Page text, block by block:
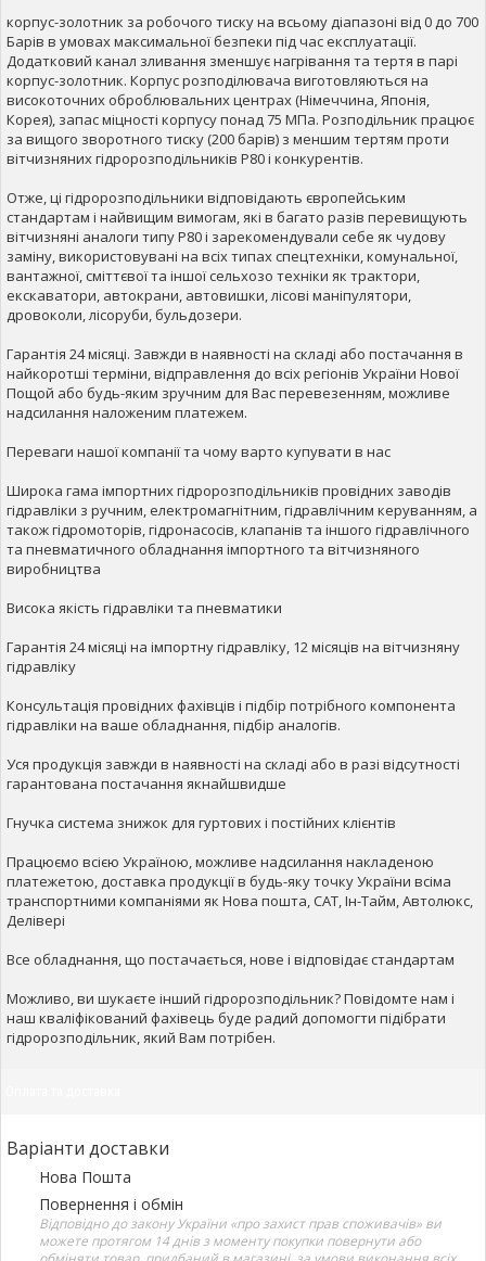
корпус-золотник за робочого тиску на всьому діапазоні від 0 до 700
Барів в умовах максимальної безпеки під час експлуатації.
Додатковий канал зливання зменшує нагрівання та тертя в парі
корпус-золотник. Корпус розподілювача виготовляються на
високоточних оброблювальних центрах (Німеччина, Японія,
Корея), запас міцності корпусу понад 75 МПа. Розподільник працює
за вищого зворотного тиску (200 барів) з меншим тертям проти
вітчизняних гідророзподільників Р80 і конкурентів.
Отже, ці гідророзподільники відповідають європейським
стандартам і найвищим вимогам, які в багато разів перевищують
вітчизняні аналоги типу Р80 і зарекомендували себе як чудову
заміну, використовувані на всіх типах спецтехніки, комунальної,
вантажної, сміттєвої та іншої сельхозо техніки як трактори,
екскаватори, автокрани, автовишки, лісові маніпулятори,
дровоколи, лісоруби, бульдозери.
Гарантія 24 місяці. Завжди в наявності на складі або постачання в
найкоротші терміни, відправлення до всіх регіонів України Нової
Пощой або будь-яким зручним для Вас перевезенням, можливе
надсилання наложеним платежем.
Переваги нашої компанії та чому варто купувати в нас
Широка гама імпортних гідророзподільників провідних заводів
гідравліки з ручним, електромагнітним, гідравлічним керуванням, а
також гідромоторів, гідронасосів, клапанів та іншого гідравлічного
та пневматичного обладнання імпортного та вітчизняного
виробництва
Висока якість гідравліки та пневматики
Гарантія 24 місяці на імпортну гідравліку, 12 місяців на вітчизняну
гідравліку
Консультація провідних фахівців і підбір потрібного компонента
гідравліки на ваше обладнання, підбір аналогів.
Уся продукція завжди в наявності на складі або в разі відсутності
гарантована постачання якнайшвидше
Гнучка система знижок для гуртових і постійних клієнтів
Працюємо всією Україною, можливе надсилання накладеною
платежетою, доставка продукції в будь-яку точку України всіма
транспортними компаніями як Нова пошта, САТ, Ін-Тайм, Автолюкс,
Делівері
Все обладнання, що постачається, нове і відповідає стандартам
Можливо, ви шукаєте інший гідророзподільник? Повідомте нам і
наш кваліфікований фахівець буде радий допомогти підібрати
гідророзподільник, який Вам потрібен.
Варіанти доставки
Нова Пошта
Повернення і обмін
Відповідно до закону України «про захист прав споживачів» ви
можете протягом 14 днів з моменту покупки повернути або